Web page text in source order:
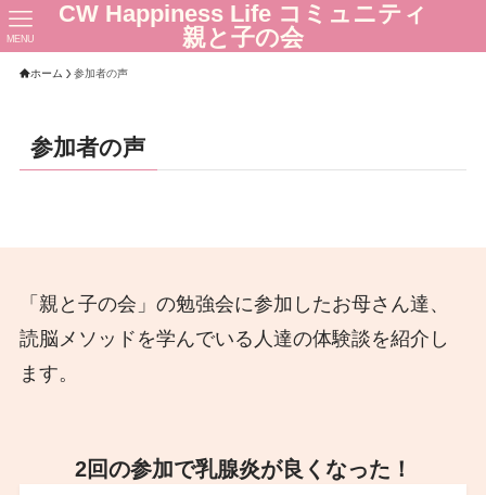
CW Happiness Life コミュニティ
親と子の会
MENU
ホーム 参加者の声
参加者の声
「親と子の会」の勉強会に参加したお母さん達、
読脳メソッドを学んでいる人達の体験談を紹介し
ます。
2回の参加で乳腺炎が良くなった！